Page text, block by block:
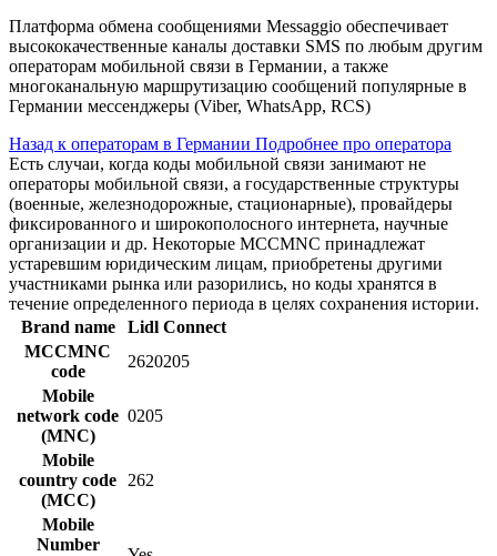
Платформа обмена сообщениями Messaggio обеспечивает
высококачественные каналы доставки SMS по любым другим
операторам мобильной связи в Германии, а также
многоканальную маршрутизацию сообщений популярные в
Германии мессенджеры (Viber, WhatsApp, RCS)
Назад к операторам в Германии Подробнее про оператора
Есть случаи, когда коды мобильной связи занимают не
операторы мобильной связи, а государственные структуры
(военные, железнодорожные, стационарные), провайдеры
фиксированного и широкополосного интернета, научные
организации и др. Некоторые MCCMNC принадлежат
устаревшим юридическим лицам, приобретены другими
участниками рынка или разорились, но коды хранятся в
течение определенного периода в целях сохранения истории.
Brand name
Lidl Connect
MCCMNC
code
2620205
Mobile
network code
(MNC)
0205
Mobile
country code
(MCC)
262
Mobile
Number